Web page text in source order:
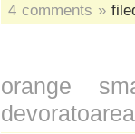
4 comments »
orange